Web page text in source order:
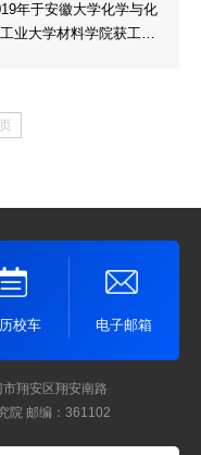
年于安徽大学化学与化
业大学材料学院获工学
发明专利3件；主持国家
校车 电子邮箱
翔安区翔安南路
院 邮编：361102